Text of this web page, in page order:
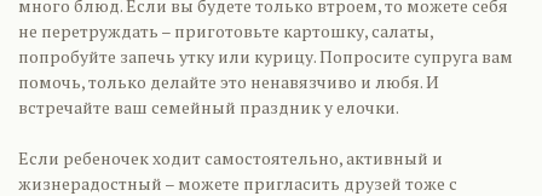
много блюд. Если вы будете только втроем, то можете себя
не перетруждать – приготовьте картошку, салаты,
попробуйте запечь утку или курицу. Попросите супруга вам
помочь, только делайте это ненавязчиво и любя. И
встречайте ваш семейный праздник у елочки.
Если ребеночек ходит самостоятельно, активный и
жизнерадостный – можете пригласить друзей тоже с